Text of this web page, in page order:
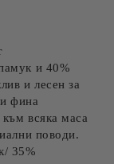
ден.
и 40%
и лесен за
фина
всяка маса
поводи.
35%